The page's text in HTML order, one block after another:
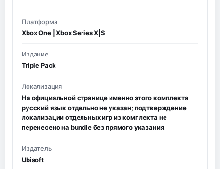
Платформа
Xbox One | Xbox Series X|S
Издание
Triple Pack
Локализация
На официальной странице именно этого комплекта
русский язык отдельно не указан; подтверждение
локализации отдельных игр из комплекта не
перенесено на bundle без прямого указания.
Издатель
Ubisoft